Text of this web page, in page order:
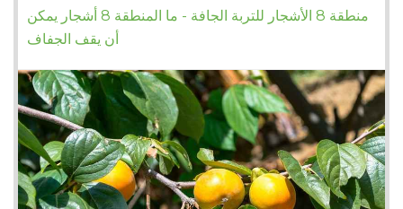
منطقة 8 الأشجار للتربة الجافة - ما المنطقة 8 أشجار يمكن
أن يقف الجفاف